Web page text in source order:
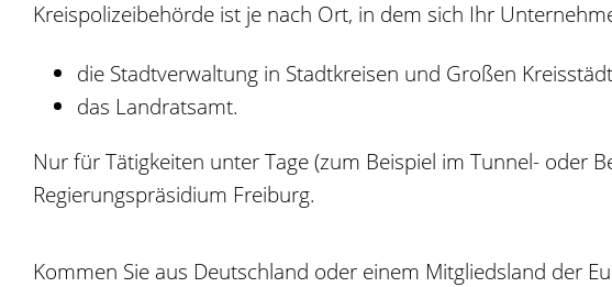
Kreispolizeibehörde ist je nach Ort, in dem sich Ihr
die Stadtverwaltung in Stadtkreisen und Großen
das Landratsamt.
Nur für Tätigkeiten unter Tage (zum Beispiel im Tunnel- oder
Regierungspräsidium Freiburg.
Kommen Sie aus Deutschland oder einem Mitgliedsland der